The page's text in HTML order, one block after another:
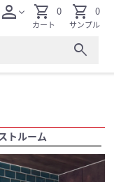
search
personexpand_more shopping_cart
カート
0 shopping_cart
サンプル
0
トルーム